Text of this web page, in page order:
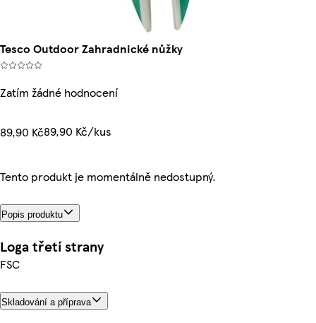
Tesco Outdoor Zahradnické nůžky
Zatím žádné hodnocení
89,90 Kč89,90 Kč/kus
Tento produkt je momentálně nedostupný.
Popis produktu
Loga třetí strany
FSC
Skladování a příprava